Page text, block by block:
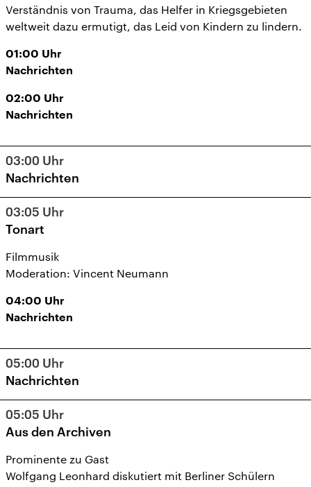
Verständnis von Trauma, das Helfer in Kriegsgebieten
weltweit dazu ermutigt, das Leid von Kindern zu lindern.
01:00 Uhr
Nachrichten
02:00 Uhr
Nachrichten
03:00 Uhr
Nachrichten
03:05 Uhr
Tonart
Filmmusik
Moderation: Vincent Neumann
04:00 Uhr
Nachrichten
05:00 Uhr
Nachrichten
05:05 Uhr
Aus den Archiven
Prominente zu Gast
Wolfgang Leonhard diskutiert mit Berliner Schülern